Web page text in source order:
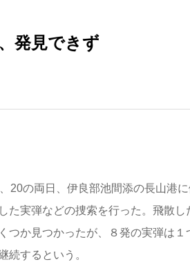
発見できず
20の両日、伊良部池間添の長山港
た実弾などの捜索を行った。飛散し
つか見つかったが、８発の実弾は１
続するという。